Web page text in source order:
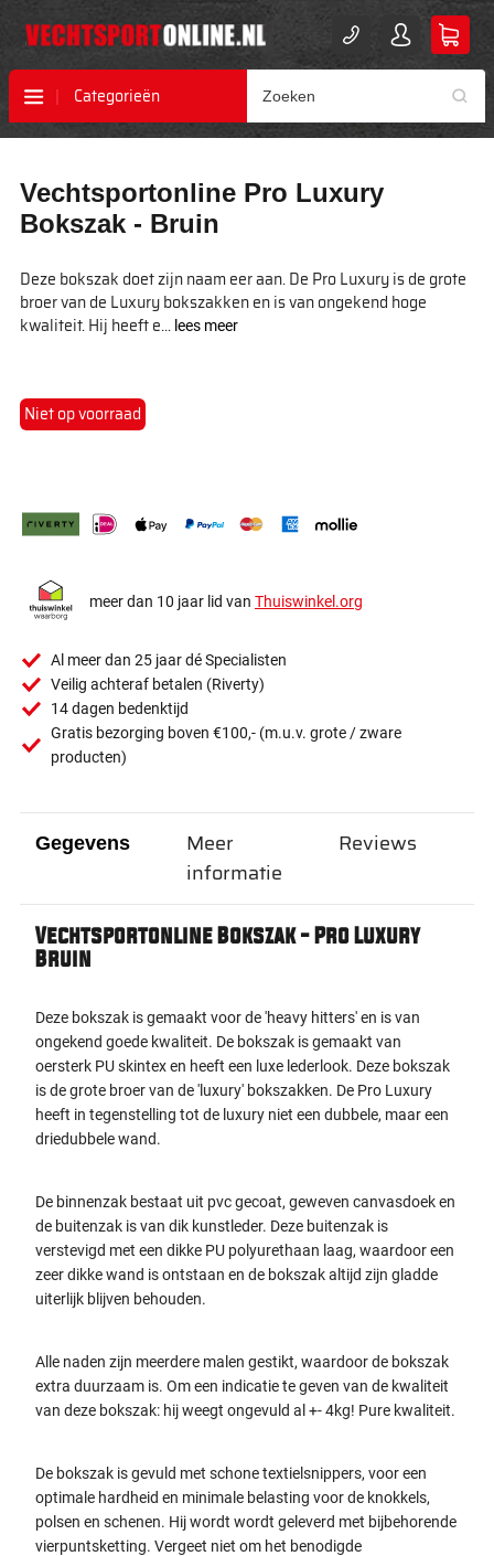
Categorieën
naar
het
einde
de
afbeeldingen-
gallerij
naar
het
begin
de
afbeeldingen-
gallerij
Vechtsportonline Pro Luxury
Bokszak - Bruin
Deze bokszak doet zijn naam eer aan. De Pro Luxury is de grote
broer van de Luxury bokszakken en is van ongekend hoge
kwaliteit. Hij heeft e... lees meer
Niet op voorraad
meer dan 10 jaar lid van Thuiswinkel.org
Al meer dan 25 jaar dé Specialisten
Veilig achteraf betalen (Riverty)
14 dagen bedenktijd
Gratis bezorging boven €100,- (m.u.v. grote / zware
producten)
Gegevens
Vechtsportonline Bokszak - Pro Luxury
Bruin
Deze bokszak is gemaakt voor de 'heavy hitters' en is van
ongekend goede kwaliteit. De bokszak is gemaakt van
oersterk PU skintex en heeft een luxe lederlook. Deze bokszak
is de grote broer van de 'luxury' bokszakken. De Pro Luxury
heeft in tegenstelling tot de luxury niet een dubbele, maar een
driedubbele wand.
De binnenzak bestaat uit pvc gecoat, geweven canvasdoek en
de buitenzak is van dik kunstleder. Deze buitenzak is
verstevigd met een dikke PU polyurethaan laag, waardoor een
zeer dikke wand is ontstaan en de bokszak altijd zijn gladde
uiterlijk blijven behouden.
Alle naden zijn meerdere malen gestikt, waardoor de bokszak
extra duurzaam is. Om een indicatie te geven van de kwaliteit
van deze bokszak: hij weegt ongevuld al +- 4kg! Pure kwaliteit.
De bokszak is gevuld met schone textielsnippers, voor een
optimale hardheid en minimale belasting voor de knokkels,
polsen en schenen. Hij wordt wordt geleverd met bijbehorende
vierpuntsketting. Vergeet niet om het benodigde
Meer
informatie
Reviews